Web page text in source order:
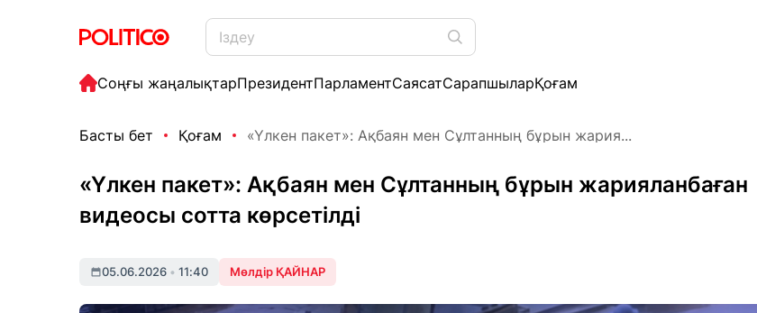
Соңғы жаңалықтарПрезидентПарламентСаясатСарапшыларҚоғам
Басты бет Қоғам «Үлкен пакет»: Ақбаян мен Сұлтанның бұрын жария...
«Үлкен пакет»: Ақбаян мен Сұлтанның бұрын жарияланбаған
видеосы сотта көрсетілді
05.06.2026 • 11:40 Мөлдір ҚАЙНАР